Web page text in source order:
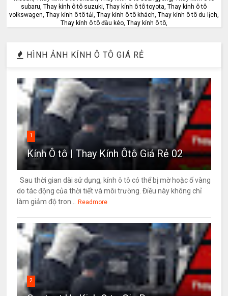
subaru, Thay kính ô tô suzuki, Thay kính ô tô toyota, Thay kính ô tô
volkswagen, Thay kính ô tô tải, Thay kính ô tô khách, Thay kính ô tô du lịch,
Thay kính ô tô đầu kéo, Thay kính ô tô,
HÌNH ẢNH KÍNH Ô TÔ GIÁ RẺ
1
Kính Ô tô | Thay Kính Ôtô Giá Rẻ 02
Sau thời gian dài sử dụng, kính ô tô có thể bị mờ hoặc ố vàng
do tác động của thời tiết và môi trường. Điều này không chỉ
làm giảm độ tron...
Readmore
2